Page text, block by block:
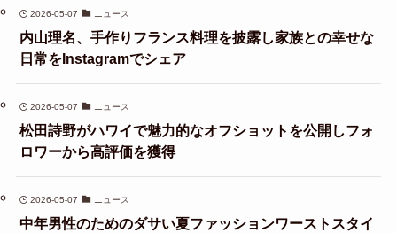
2026-05-07 ニュース
内山理名、手作りフランス料理を披露し家族との幸せな
日常をInstagramでシェア
2026-05-07 ニュース
松田詩野がハワイで魅力的なオフショットを公開しフォ
ロワーから高評価を獲得
2026-05-07 ニュース
中年男性のためのダサい夏ファッションワーストスタイ